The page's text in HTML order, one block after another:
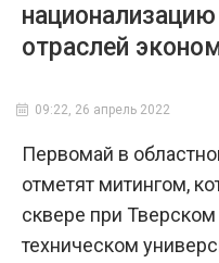
национализацию
отраслей
09:22, 26 апрель 2022
Первомай в
отметят митингом,
сквере при
техническом